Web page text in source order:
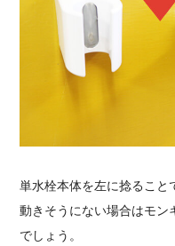
単水栓本体を左に捻ること
動きそうにない場合はモン
でしょう。